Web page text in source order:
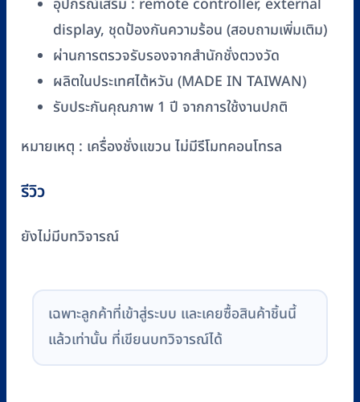
display, ชุดป้องกันความร้อน (สอบถามเพิ่มเติม)
ผ่านการตรวจรับรองจากสำนักชั่งตวงวัด
ผลิตในประเทศไต้หวัน (MADE IN TAIWAN)
รับประกันคุณภาพ 1 ปี จากการใช้งานปกติ
หมายเหตุ : เครื่องชั่งแขวน ไม่มีรีโมทคอนโทรล
รีวิว
ยังไม่มีบทวิจารณ์
เฉพาะลูกค้าที่เข้าสู่ระบบ และเคยซื้อสินค้าชิ้นนี้
แล้วเท่านั้น ที่เขียนบทวิจารณ์ได้